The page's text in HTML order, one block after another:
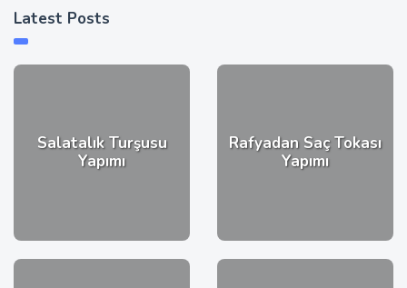
Latest Posts
Salatalık Turşusu
Yapımı
Rafyadan Saç Tokası
Yapımı